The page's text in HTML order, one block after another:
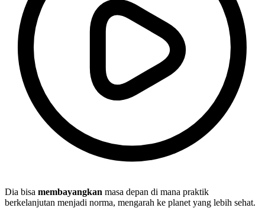
Dia bisa membayangkan masa depan di mana praktik
berkelanjutan menjadi norma, mengarah ke planet yang lebih sehat.